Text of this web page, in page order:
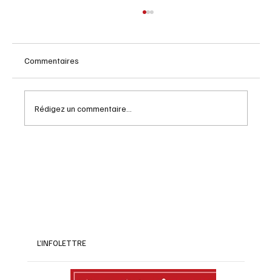
Commentaires
Rédigez un commentaire...
L’INFOLETTRE